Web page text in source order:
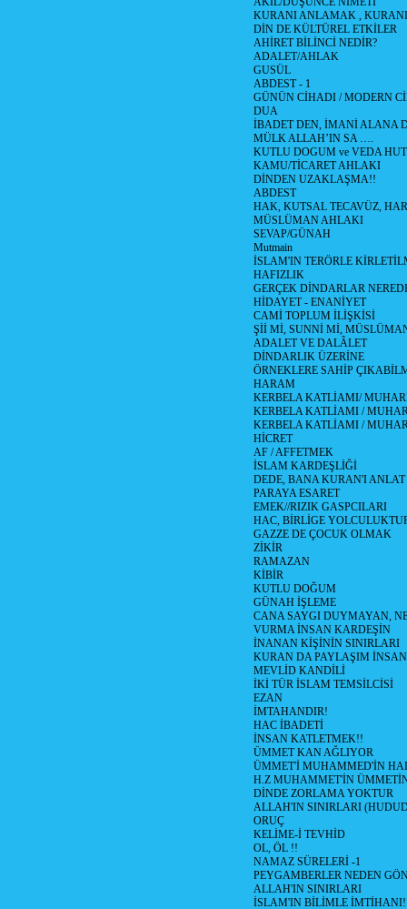
KURANI ANLAMAK ,
DİN DE KÜLTÜREL ETKİLER
AHİRET BİLİNCİ NEDİR?
ADALET/AHLAK
GUSÜL
ABDEST - 1
GÜNÜN CİHADI / MODERN
DUA
İBADET DEN, İMANİ ALANA
MÜLK ALLAH’IN SA ….
KUTLU DOGUM ve VEDA
KAMU/TİCARET AHLAKI
DİNDEN UZAKLAŞMA!!
ABDEST
HAK, KUTSAL TECAVÜZ,
MÜSLÜMAN AHLAKI
SEVAP/GÜNAH
Mutmain
İSLAM'IN TERÖRLE
HAFIZLIK
GERÇEK DİNDARLAR
HİDAYET - ENANİYET
CAMİ TOPLUM İLİŞKİSİ
Şİİ Mİ, SUNNİ Mİ,
ADALET VE DALÂLET
DİNDARLIK ÜZERİNE
ÖRNEKLERE SAHİP
HARAM
KERBELA KATLİAMI/
KERBELA KATLİAMI /
KERBELA KATLİAMI /
HİCRET
AF / AFFETMEK
İSLAM KARDEŞLİĞİ
DEDE, BANA KURAN'I ANLAT
PARAYA ESARET
EMEK//RIZIK GASPCILARI
HAC, BİRLİGE
GAZZE DE ÇOCUK OLMAK
ZİKİR
RAMAZAN
KİBİR
KUTLU DOĞUM
GÜNAH İŞLEME
CANA SAYGI DUYMAYAN,
VURMA İNSAN KARDEŞİN
İNANAN KİŞİNİN SINIRLARI
KURAN DA PAYLAŞIM
MEVLİD KANDİLİ
İKİ TÜR İSLAM TEMSİLCİSİ
EZAN
İMTAHANDIR!
HAC İBADETİ
İNSAN KATLETMEK!!
ÜMMET KAN AĞLIYOR
ÜMMET'İ MUHAMMED'İN
H.Z MUHAMMET'İN
DİNDE ZORLAMA YOKTUR
ALLAH'IN SINIRLARI
ORUÇ
KELİME-İ TEVHİD
OL, ÖL !!
NAMAZ SÜRELERİ -1
PEYGAMBERLER NEDEN
ALLAH'IN SINIRLARI
İSLAM'IN BİLİMLE İMTİHANI!